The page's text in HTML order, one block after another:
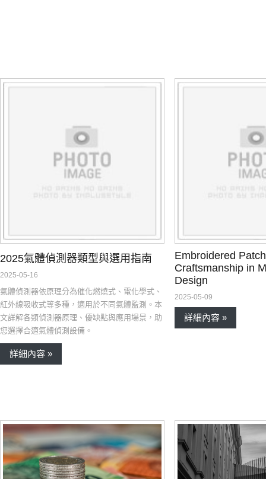
2025氣體偵測器類型與選用指南
2025-05-16
氣體偵測器依原理分為催化燃燒式、電化學式、
紅外線吸收式等多種，適用於不同氣體監測。本
文詳解各類偵測器原理、優缺點與應用場景，助
您選擇合適氣體偵測設備。
詳細內容 »
Embroidered
Craftsmanship in
Design
2025-05-09
詳細內容 »